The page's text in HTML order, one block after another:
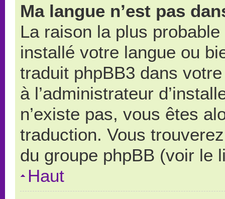
Ma langue n’est pas
La raison la plus probable
installé votre langue ou
traduit phpBB3 dans
à l’administrateur
n’existe pas, vous êtes
traduction. Vous
du groupe phpBB (voir le
Haut